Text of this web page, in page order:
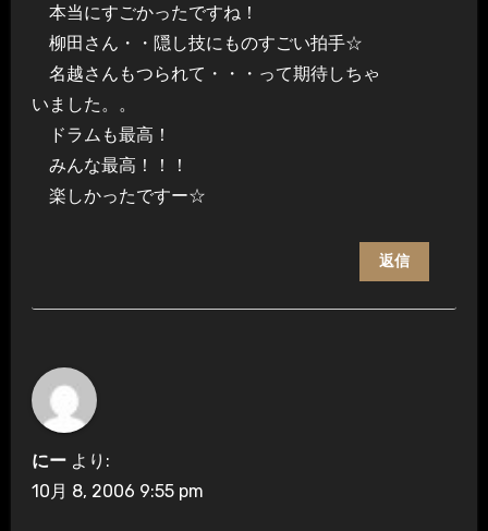
本当にすごかったですね！
柳田さん・・隠し技にものすごい拍手☆
名越さんもつられて・・・って期待しちゃ
いました。。
ドラムも最高！
みんな最高！！！
楽しかったですー☆
返信
にー より:
10月 8, 2006 9:55 pm